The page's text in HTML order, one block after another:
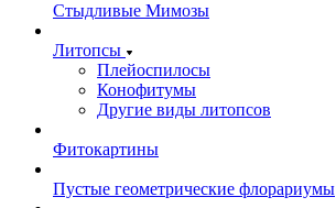
Стыдливые Мимозы
Литопсы
Плейоспилосы
Конофитумы
Другие виды литопсов
Фитокартины
Пустые геометрические флорариумы